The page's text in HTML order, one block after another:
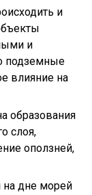
и
и
подземные
влияние на
образования
слоя,
оползней,
дне морей